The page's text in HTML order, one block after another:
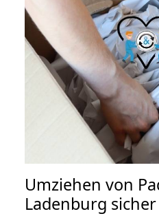
Umziehen von
Ladenburg